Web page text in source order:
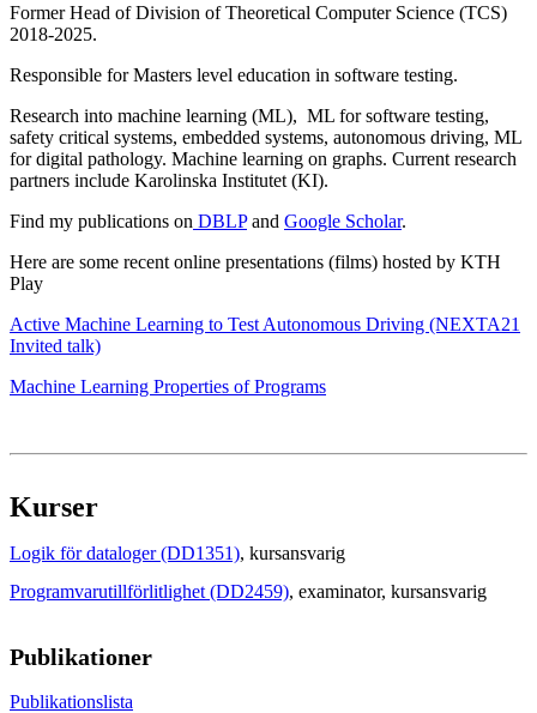
Former Head of Division of Theoretical Computer Science (TCS)
2018-2025.
Responsible for Masters level education in software testing.
Research into machine learning (ML), ML for software testing,
safety critical systems, embedded systems, autonomous driving, ML
for digital pathology. Machine learning on graphs. Current research
partners include Karolinska Institutet (KI).
Find my publications on DBLPand Google Scholar.
Here are some recent online presentations (films) hosted by KTH
Play
Active Machine Learning to Test Autonomous Driving (NEXTA21
Invited talk)
Machine Learning Properties of Programs
Kurser
Logik för dataloger (DD1351), kursansvarig
Programvarutillförlitlighet (DD2459), examinator, kursansvarig
Publikationer
Publikationslista